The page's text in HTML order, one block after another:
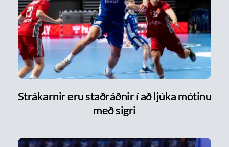
Strákarnir eru staðráðnir í að ljúka mótinu
með sigri